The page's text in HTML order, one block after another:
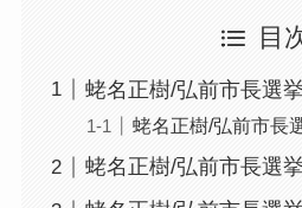
目
蛯名正樹/弘前市長選
蛯名正樹/弘前市長
蛯名正樹/弘前市長選